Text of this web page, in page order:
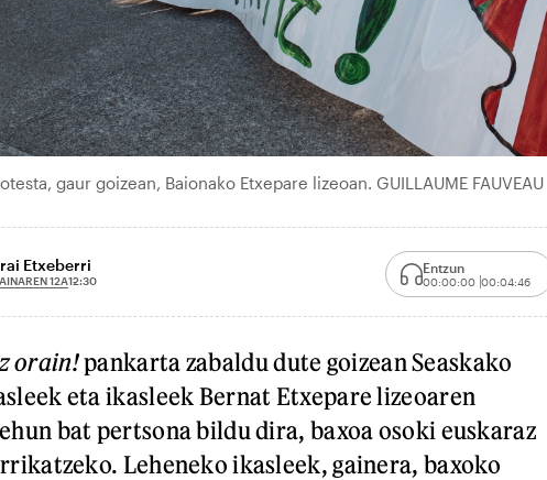
gaur goizean, Baionako Etxepare lizeoan. GUILLAUME FAUVEAU
Etxeberri
12A12:30
Entzun
00:00:00 00:04:46
orain!pankarta zabaldu dute goizean Seaskako
eta ikasleek Bernat Etxepare lizeoaren
bat pertsona bildu dira, baxoa osoki euskaraz
Leheneko ikasleek, gainera, baxoko